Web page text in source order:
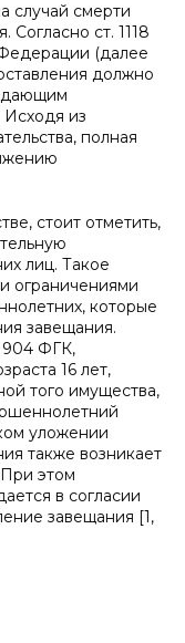
случай смерти
ст. 1118
(далее
должно
из
полная
стоит отметить,
лиц. Такое
ограничениями
которые
завещания.
904 ФГК,
16 лет,
того имущества,
уложении
также возникает
этом
в согласии
завещания [1,